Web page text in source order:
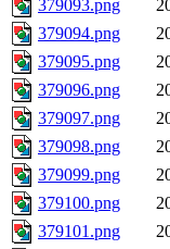
379093.png
379094.png
379095.png
379096.png
379097.png
379098.png
379099.png
379100.png
379101.png